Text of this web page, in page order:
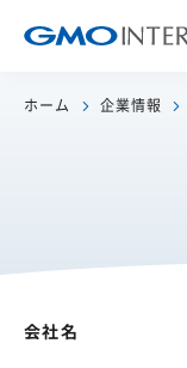
サービス
IR情報
ホーム 企業情報
会社名